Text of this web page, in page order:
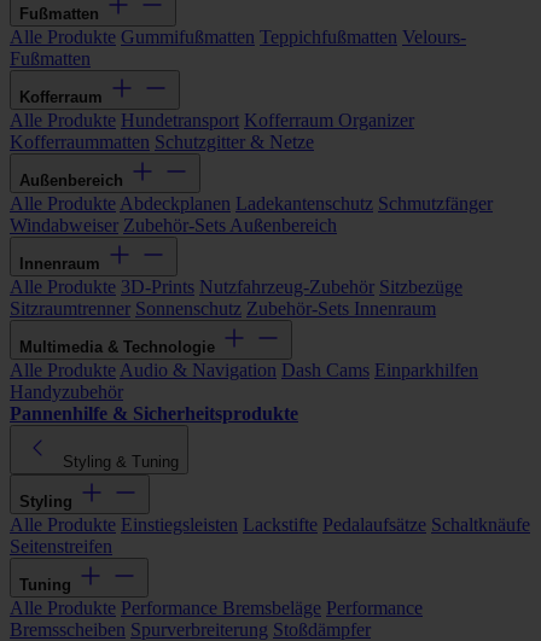
Fußmatten
Alle Produkte Gummifußmatten Teppichfußmatten Velours-
Fußmatten
Kofferraum
Alle Produkte Hundetransport Kofferraum Organizer
Kofferraummatten Schutzgitter & Netze
Außenbereich
Alle Produkte Abdeckplanen Ladekantenschutz Schmutzfänger
Windabweiser Zubehör-Sets Außenbereich
Innenraum
Alle Produkte 3D-Prints Nutzfahrzeug-Zubehör Sitzbezüge
Sitzraumtrenner Sonnenschutz Zubehör-Sets Innenraum
Multimedia & Technologie
Alle Produkte Audio & Navigation Dash Cams Einparkhilfen
Handyzubehör
Pannenhilfe & Sicherheitsprodukte
Styling & Tuning
Styling
Alle Produkte Einstiegsleisten Lackstifte Pedalaufsätze Schaltknäufe
Seitenstreifen
Tuning
Alle Produkte Performance Bremsbeläge Performance
Bremsscheiben Spurverbreiterung Stoßdämpfer